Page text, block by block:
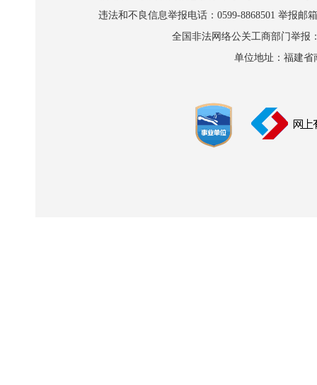
违法和不良信息举报电话：0599-8868501 举报邮
全国非法网络公关工商部门举报
单位地址：福建省